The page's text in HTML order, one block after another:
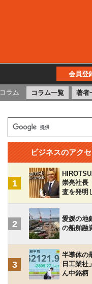
会員登
コラム コラム一覧 著者
ビジネスのアク
1
崇亮社長
査を発明
2
愛媛の地
の船舶融
3
半導体の
日工業社
ん中銘柄